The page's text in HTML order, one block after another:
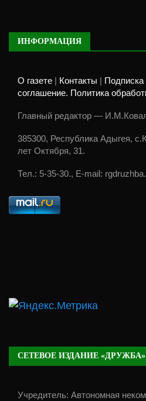
ИНФОРМАЦИЯ
О газете Контакты Подписка
соглашение. Политика
Главный редактор —
385300, Республика Адыгея,
лет Октября, 31.
Тел.: 5-35-30., E-mail:
СЕТЕВОЕ ИЗДАНИЕ «ДРУЖБА»
Учредитель: Автономная